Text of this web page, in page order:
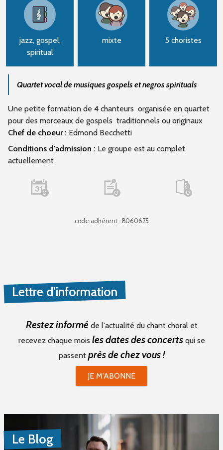
jazz, gospel,
spiritual
mixte 5 choristes
Quartet vocal de musiques gospels et negros spirituals
Une petite formation de 4 chanteurs organisée en quartet
pour des morceaux de gospels traditionnels ou originaux
Chef de choeur : Edmond Becchetti
Conditions d'admission : Le groupe est au complet
actuellement
0 0 0
code adhérent : B060675
Lettre d'information
Restez informé de l'actualité du chant choral et
recevez chaque mois les dates des concertsqui se
passent près de chez vous !
JE M'ABONNE
Le Blog